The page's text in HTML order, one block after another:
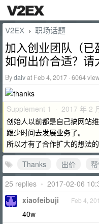
V2EX › 职场话题
加入创业团队（
如何出价合适？请
Bydaivat Feb 4, 2017 · 6064
Supplement 1 · 2017 年 2
创始人以前都是自己搞网站
跟少时间去发展业务了。
所以才有了合作扩大的想法的
Thanks
出价
25 replies • 2017-02-06
xiaofeibuji Feb 4,
40w